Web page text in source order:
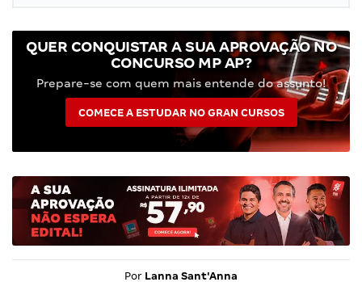
QUER CONQUISTAR A SUA APROVAÇÃO NO
CONCURSO MP AP?
Prepare-se com quem mais entende do assunto!
COMECE A ESTUDAR NO GRAN CURSOS
Por Lanna Sant'Anna